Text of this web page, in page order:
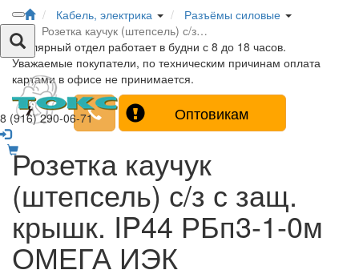
8 (916) 290-06-71
Кабель, электрика
Разъёмы силовые
Розетка каучук (штепсель) с/з…
Столярный отдел работает в будни с 8 до 18 часов.
Уважаемые покупатели, по техническим причинам оплата
картами в офисе не принимается.
Оптовикам
Розетка каучук
(штепсель) с/з с защ.
крышк. IP44 РБп3-1-0м
ОМЕГА ИЭК